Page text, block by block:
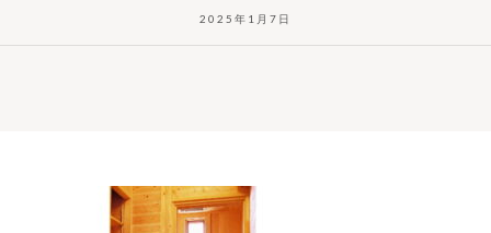
2025年1月7日